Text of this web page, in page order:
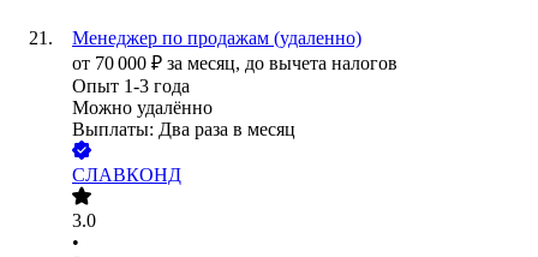
Менеджер по продажам (удаленно)
от 70 000 ₽ за месяц, до вычета налогов
Опыт 1-3 года
Можно удалённо
Выплаты: Два раза в месяц
СЛАВКОНД
3.0
•